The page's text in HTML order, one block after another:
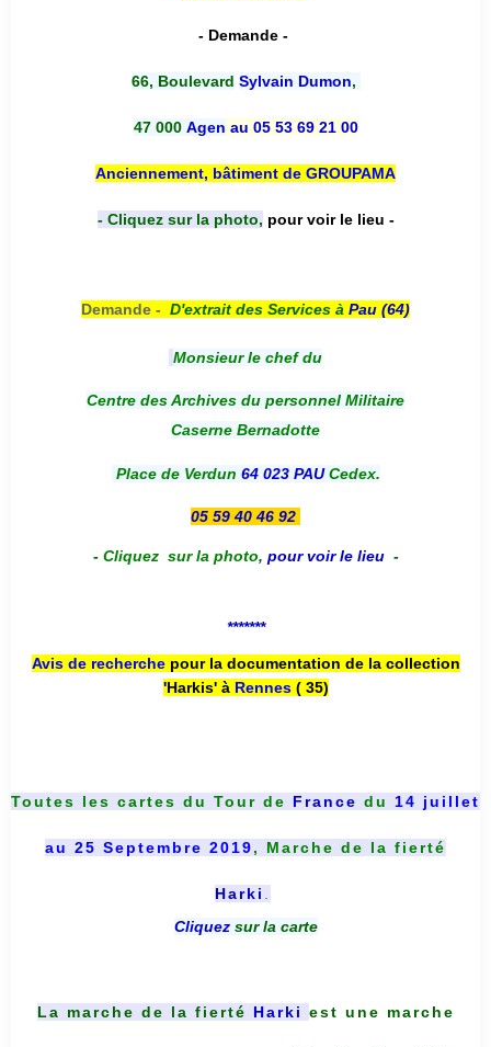
- Demande -
66, Boulevard Sylvain Dumon,
47 000 Agen au 05 53 69 21 00
Anciennement, bâtiment de GROUPAMA
- Cliquez sur la photo, pour voir le lieu -
Demande - D'extrait des Services à Pau (64)
Monsieur le chef du
Centre des Archives du personnel Militaire
Caserne Bernadotte
Place de Verdun 64 023 PAUCedex.
05 59 40 46 92
- Cliquez sur la photo, pour voir le lieu -
*******
Avis de recherche pour la documentation de la collection
'Harkis' à Rennes( 35)
Toutes les cartes du Tour de France du 14 juillet
au 25 Septembre 2019, Marche de la fierté
Harki .
Cliquez sur la carte
La marche de la fierté Harki est une marche